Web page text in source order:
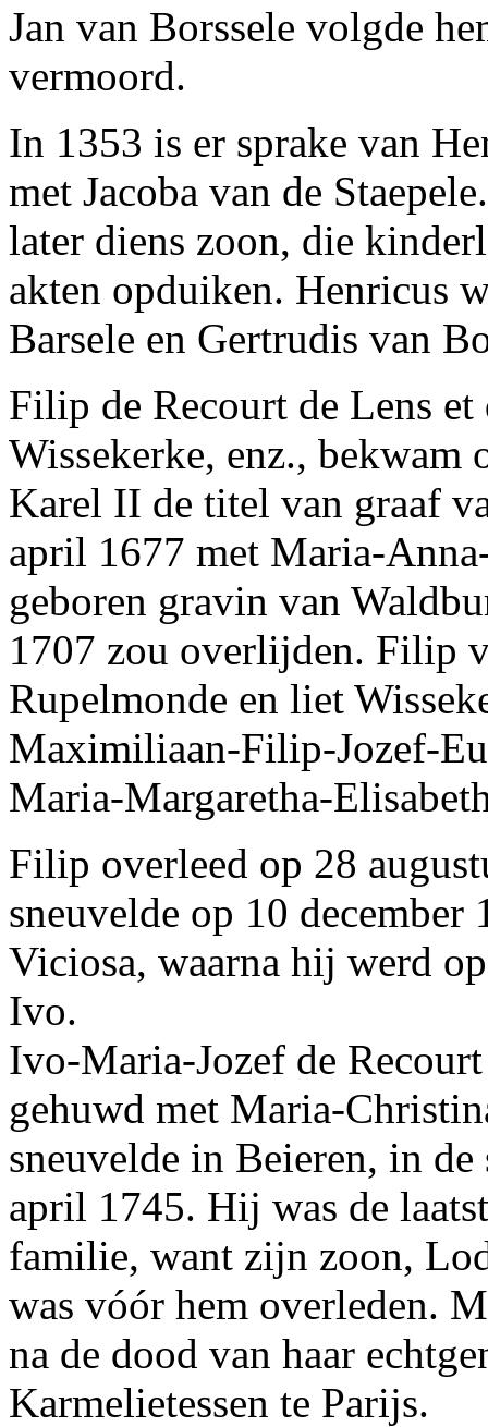
Jan van Borssele volgde
vermoord.
In 1353 is er sprake van
met Jacoba van de
later diens zoon, die
akten opduiken. Henricus
Barsele en Gertrudis van
Filip de Recourt de Lens
Wissekerke, enz.,
Karel II de titel van graaf
april 1677 met Maria-
geboren gravin van
1707 zou overlijden. Filip
Rupelmonde en liet
Maximiliaan-Filip-Jozef-
Maria-Margaretha-
Filip overleed op 28
sneuvelde op 10
Viciosa, waarna hij werd
Ivo.
Ivo-Maria-Jozef de
gehuwd met Maria-
sneuvelde in Beieren, in
april 1745. Hij was de
familie, want zijn zoon,
was vóór hem overleden.
na de dood van haar
Karmelietessen te Parijs.